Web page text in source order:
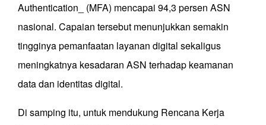
Authentication_ (MFA) mencapai 94,3 persen ASN
nasional. Capaian tersebut menunjukkan semakin
tingginya pemanfaatan layanan digital sekaligus
meningkatnya kesadaran ASN terhadap keamanan
data dan identitas digital.
Di samping itu, untuk mendukung Rencana Kerja